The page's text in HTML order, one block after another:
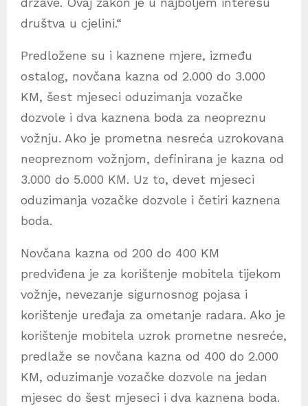
društva u cjelini.“
Predložene su i kaznene mjere, između
ostalog, novčana kazna od 2.000 do 3.000
KM, šest mjeseci oduzimanja vozačke
dozvole i dva kaznena boda za neopreznu
vožnju. Ako je prometna nesreća uzrokovana
neopreznom vožnjom, definirana je kazna od
3.000 do 5.000 KM. Uz to, devet mjeseci
oduzimanja vozačke dozvole i četiri kaznena
boda.
Novčana kazna od 200 do 400 KM
predviđena je za korištenje mobitela tijekom
vožnje, nevezanje sigurnosnog pojasa i
korištenje uređaja za ometanje radara. Ako je
korištenje mobitela uzrok prometne nesreće,
predlaže se novčana kazna od 400 do 2.000
KM, oduzimanje vozačke dozvole na jedan
mjesec do šest mjeseci i dva kaznena boda.